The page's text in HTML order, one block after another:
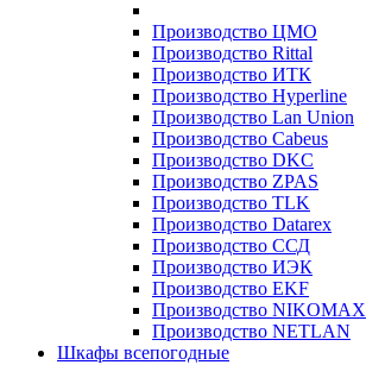
Производство ЦМО
Производство Rittal
Производство ИТК
Производство Hyperline
Производство Lan Union
Производство Cabeus
Производство DKC
Производство ZPAS
Производство TLK
Производство Datarex
Производство ССД
Производство ИЭК
Производство EKF
Производство NIKOMAX
Производство NETLAN
Шкафы всепогодные